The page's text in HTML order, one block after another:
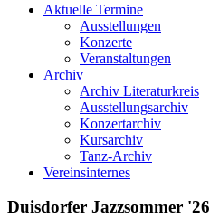
Aktuelle Termine
Ausstellungen
Konzerte
Veranstaltungen
Archiv
Archiv Literaturkreis
Ausstellungsarchiv
Konzertarchiv
Kursarchiv
Tanz-Archiv
Vereinsinternes
Duisdorfer Jazzsommer '26